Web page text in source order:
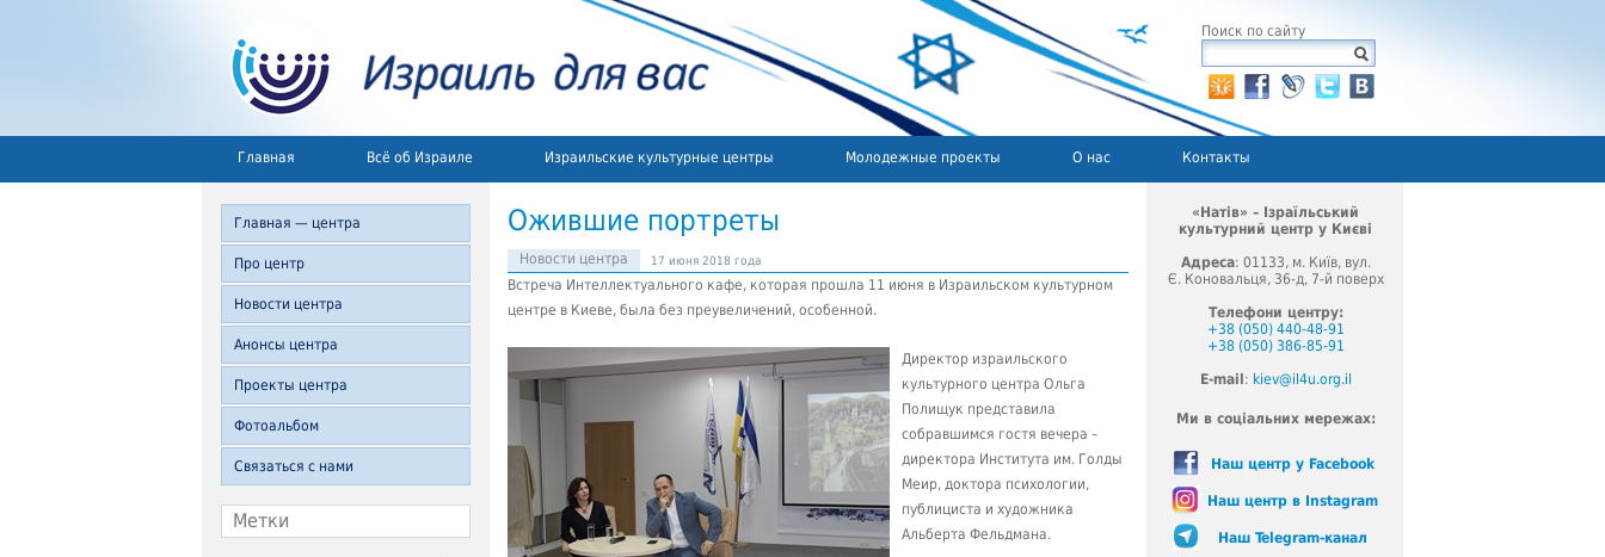
Поиск по сайту
Главная Всё об Израиле Израильские культурные центры Молодежные проекты О нас Контакты
Главная — центра
Про центр
Новости центра
Анонсы центра
Проекты центра
Фотоальбом
Связаться с нами
Метки
Ожившие портреты
Новости центра 17 июня 2018 года
Встреча Интеллектуального кафе, которая прошла 11 июня в Израильском культурном
центре в Киеве, была без преувеличений, особенной.
Директор израильского
культурного центра Ольга
Полищук представила
собравшимся гостя вечера –
директора Института им. Голды
Меир, доктора психологии,
публициста и художника
Альберта Фельдмана.
«Натів» – Ізраїльський
культурний центр у Києві
Адреса: 01133, м. Київ, вул.
Є. Коновальця, 36-д, 7-й поверх
Телефони центру:
+38 (050) 440-48-91
+38 (050) 386-85-91
E-mail : kiev@il4u.org.il
Ми в соціальних мережах:
Наш центр у Facebook
Наш центр в Instagram
Наш Telegram-канал